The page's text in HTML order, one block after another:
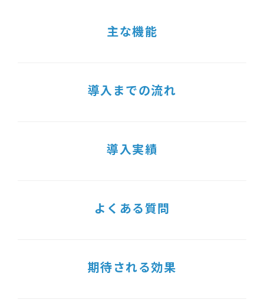
主な機能
導入までの流れ
導入実績
よくある質問
期待される効果